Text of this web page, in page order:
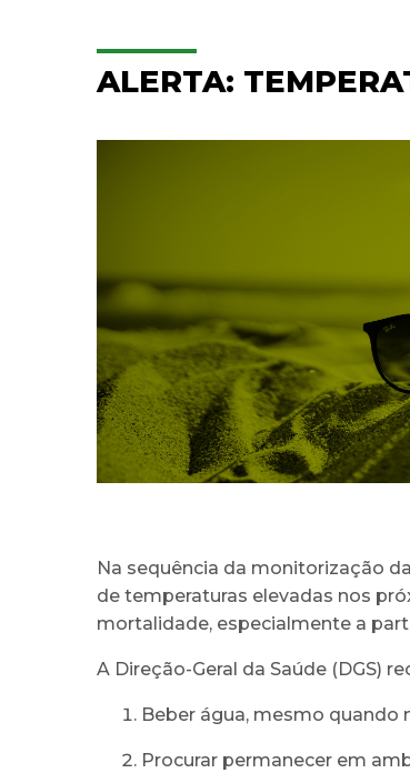
ALERTA:
Na sequência da monitorização
de temperaturas elevadas nos
mortalidade, especialmente a
A Direção-Geral da Saúde (DGS)
Beber água, mesmo quando
Procurar permanecer em